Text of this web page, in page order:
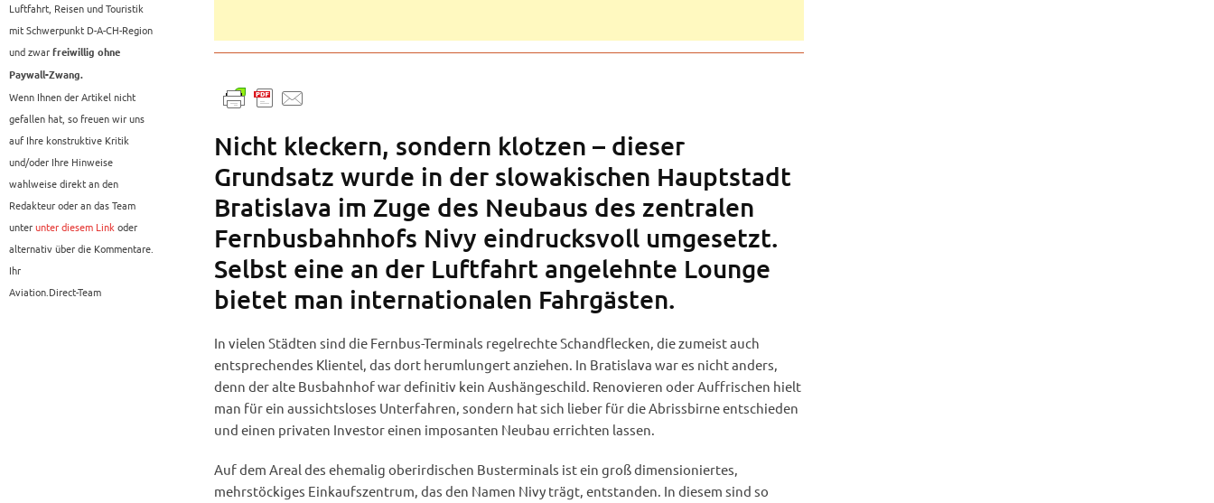
Luftfahrt, Reisen und Touristik
mit Schwerpunkt D-A-CH-Region
und zwar freiwillig ohne
Paywall-Zwang.
Wenn Ihnen der Artikel nicht
gefallen hat, so freuen wir uns
auf Ihre konstruktive Kritik
und/oder Ihre Hinweise
wahlweise direkt an den
Redakteur oder an das Team
unterunter diesem Linkoder
alternativ über die Kommentare.
Ihr
Aviation.Direct-Team
Nicht kleckern, sondern klotzen – dieser
Grundsatz wurde in der slowakischen Hauptstadt
Bratislava im Zuge des Neubaus des zentralen
Fernbusbahnhofs Nivy eindrucksvoll umgesetzt.
Selbst eine an der Luftfahrt angelehnte Lounge
bietet man internationalen Fahrgästen.
In vielen Städten sind die Fernbus-Terminals regelrechte Schandflecken, die zumeist auch
entsprechendes Klientel, das dort herumlungert anziehen. In Bratislava war es nicht anders,
denn der alte Busbahnhof war definitiv kein Aushängeschild. Renovieren oder Auffrischen hielt
man für ein aussichtsloses Unterfahren, sondern hat sich lieber für die Abrissbirne entschieden
und einen privaten Investor einen imposanten Neubau errichten lassen.
Auf dem Areal des ehemalig oberirdischen Busterminals ist ein groß dimensioniertes,
mehrstöckiges Einkaufszentrum, das den Namen Nivy trägt, entstanden. In diesem sind so